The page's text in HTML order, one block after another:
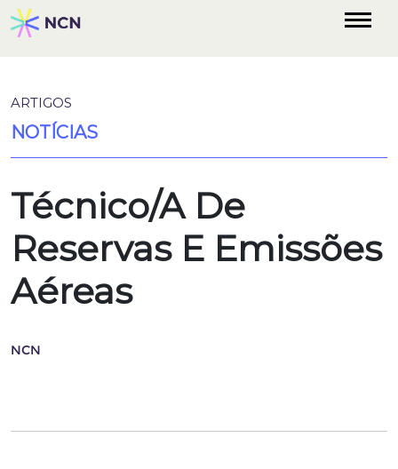
ARTIGOS
NOTÍCIAS
Técnico/A De
Reservas E Emissões
Aéreas
NCN